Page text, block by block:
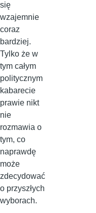
się
wzajemnie
coraz
bardziej.
Tylko że w
tym całym
politycznym
kabarecie
prawie nikt
nie
rozmawia o
tym, co
naprawdę
może
zdecydować
o przyszłych
wyborach.